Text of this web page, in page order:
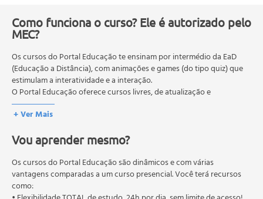
Características gerais dos frutos;
Características gerais das raízes;
Raízes subterrâneas;
Características gerais dos caules;
Caules aéreos;
Caules subterrâneos.
Como funciona o curso? Ele é autorizado pelo
MEC?
Os cursos do Portal Educação te ensinam por intermédio da EaD
(Educação a Distância), com animações e games (do tipo quiz) que
estimulam a interatividade e a interação.
O Portal Educação oferece cursos livres, de atualização e
qualificação profissional. São destinados a proporcionar ao
profissional conhecimentos que permitam o desenvolvimento de
O MEC (Ministério da Educação), trata da política nacional de
educação em geral, mas autoriza apenas cursos de graduação e
pós-graduação. Os cursos técnicos e profissionalizantes são
autorizados pelas Secretarias Estaduais de Educação.
+ Ver Mais
Vou aprender mesmo?
Os cursos do Portal Educação são dinâmicos e com várias
vantagens comparadas a um curso presencial. Você terá recursos
como: